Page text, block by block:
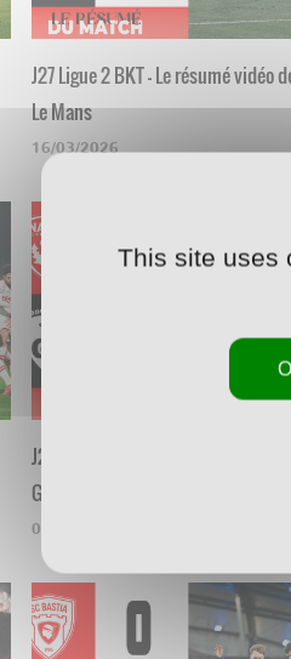
J27 Ligue 2 BKT - Le résumé vidéo
Le Mans
16/03/2026
J24 Ligue 2 BKT - Le résumé vidéo
Grenoble
03/03/2026
This site uses